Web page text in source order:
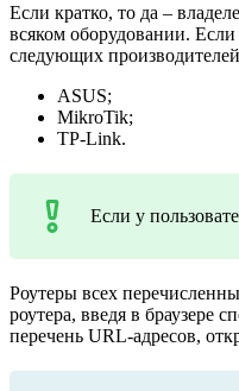
Если кратко, то да –
всяком оборудовании.
следующих
ASUS;
MikroTik;
TP-Link.
Если у
Роутеры всех
роутера, введя в браузере
перечень URL-адресов,